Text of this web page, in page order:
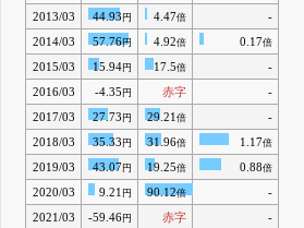
2013/03 44.93 円 4.47倍
-
2014/03
57.76円 4.92倍 0.17倍
2015/03 15.94円 17.5倍
-
2016/03
-4.35 円 赤字
-
2017/03
27.73 円 29.21 倍
-
2018/03
35.33 円 31.96倍 1.17倍
2019/03 43.07円 19.25倍 0.88倍
2020/03 9.21 円 90.12倍
-
2021/03
-59.46円 赤字
-